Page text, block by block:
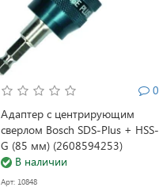
0
Адаптер с центрирующим
сверлом Bosch SDS-Plus + HSS-
G (85 мм) (2608594253)
В наличии
Арт: 10848